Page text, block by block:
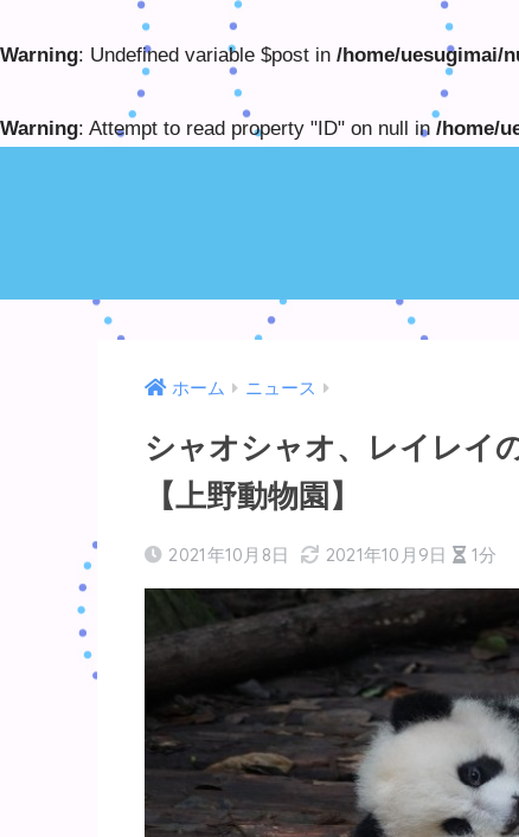
Warning: Undefined variable $post in /home/uesugimai/
Warning: Attempt to read property "ID" on null in /home/
ホーム ニュース
シャオシャオ、レイレイ
【上野動物園】
2021年10月8日 2021年10月9日 1分